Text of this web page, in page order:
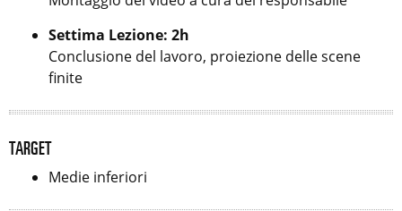
Settima Lezione: 2h
Conclusione del lavoro, proiezione delle scene
finite
TARGET
Medie inferiori